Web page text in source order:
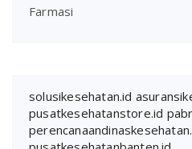
Farmasi
solusikesehatan.id
pusatkesehatanstore.id